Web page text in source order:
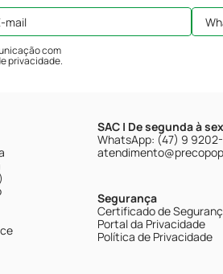
com
privacidade.
SAC | De segunda à
WhatsApp: (47) 9
Segurança
Certificado de
Portal da Privacidade
Política de Privacidade